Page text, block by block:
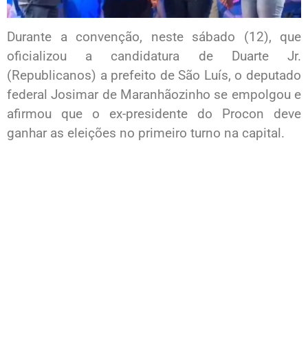
Durante a convenção, neste sábado (12), que
oficializou a candidatura de Duarte Jr.
(Republicanos) a prefeito de São Luís, o deputado
federal Josimar de Maranhãozinho se empolgou e
afirmou que o ex-presidente do Procon deve
ganhar as eleições no primeiro turno na capital.